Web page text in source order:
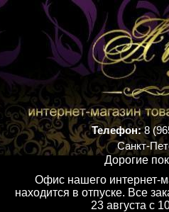
Телефон:8
Санкт-
Дорогие
Офис нашего интернет-
находится в отпуске. Все
23 августа с